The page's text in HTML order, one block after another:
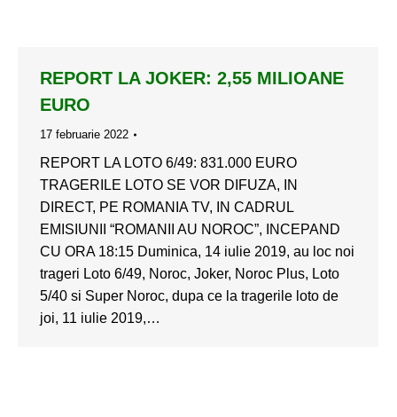
REPORT LA JOKER: 2,55 MILIOANE
EURO
17 februarie 2022
REPORT LA LOTO 6/49: 831.000 EURO
TRAGERILE LOTO SE VOR DIFUZA, IN
DIRECT, PE ROMANIA TV, IN CADRUL
EMISIUNII “ROMANII AU NOROC”, INCEPAND
CU ORA 18:15 Duminica, 14 iulie 2019, au loc noi
trageri Loto 6/49, Noroc, Joker, Noroc Plus, Loto
5/40 si Super Noroc, dupa ce la tragerile loto de
joi, 11 iulie 2019,…